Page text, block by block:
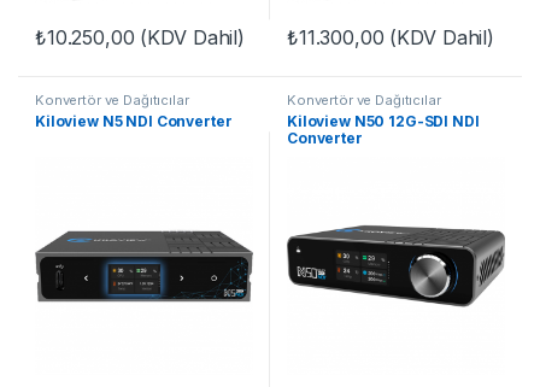
₺10.250,00 (KDV Dahil) ₺11.300,00 (KDV Dahil)
Konvertör ve Dağıtıcılar
Kiloview N5 NDI Converter
Konvertör ve Dağıtıcılar
Kiloview N50 12G-SDI NDI
Converter